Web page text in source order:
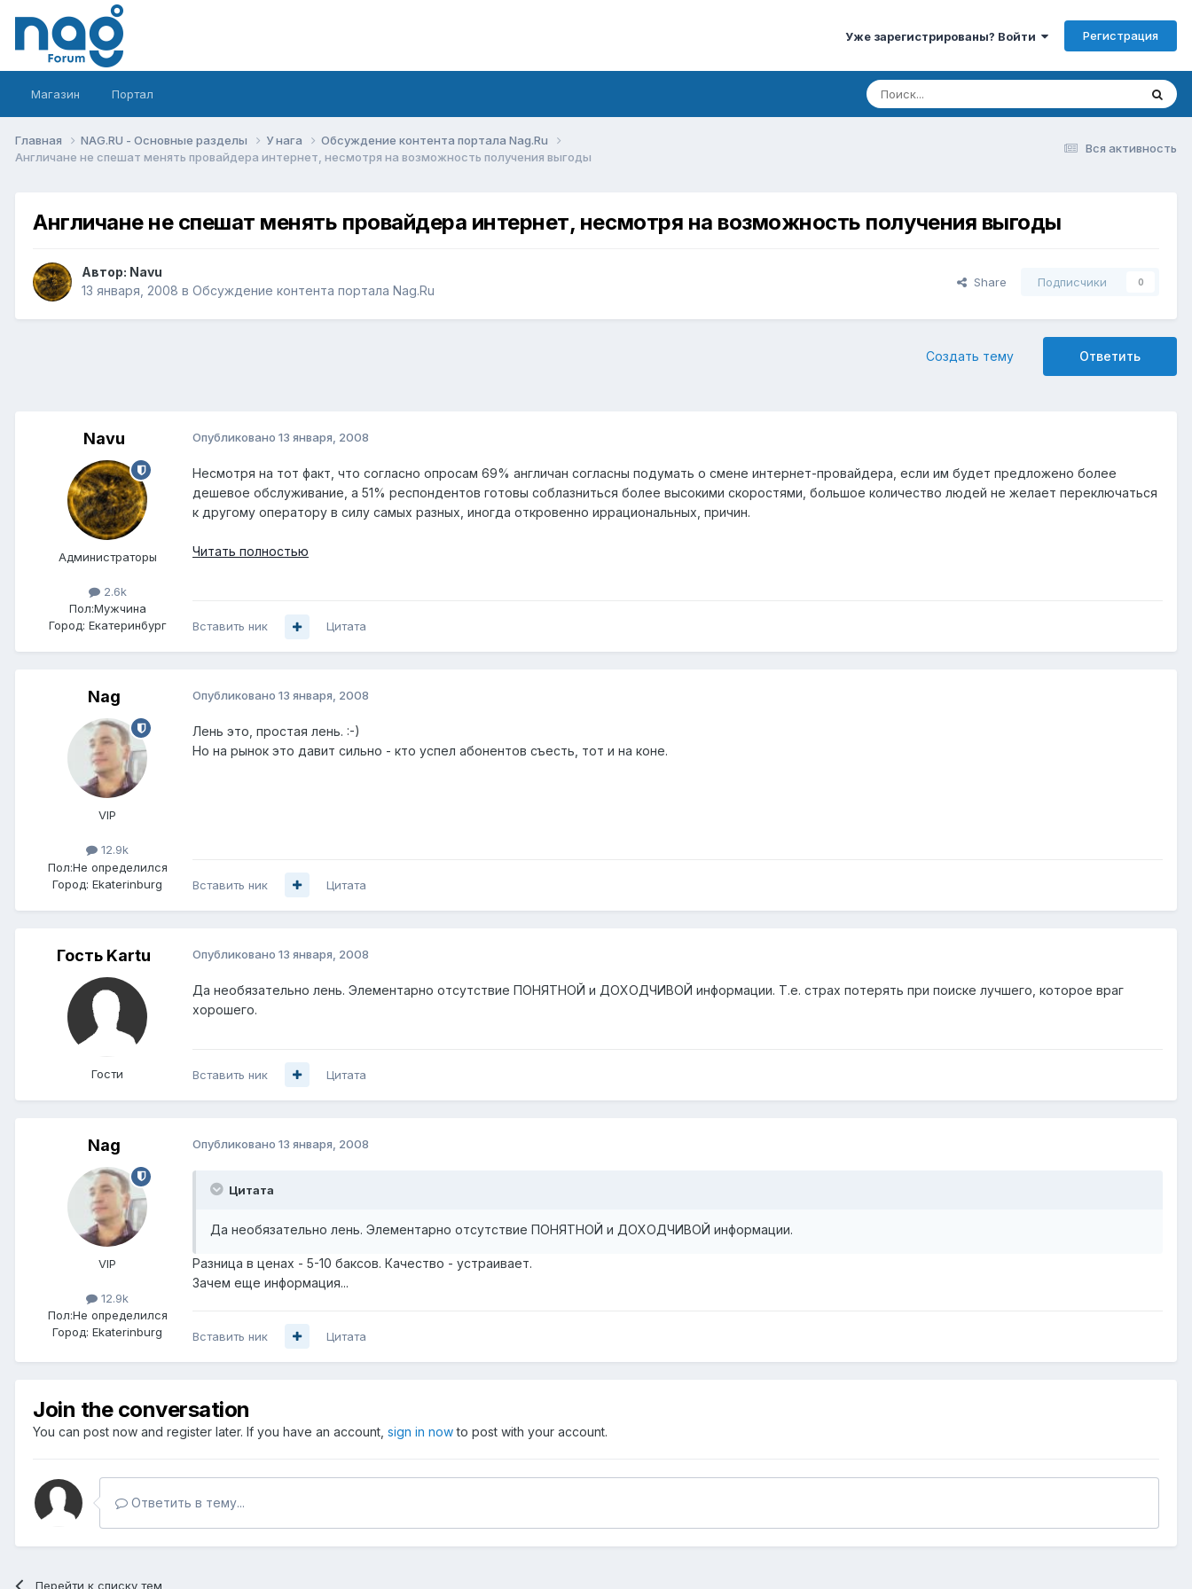
Уже зарегистрированы? Войти Регистрация
Магазин Портал
Вся активность
Главная NAG.RU - Основные разделы У нага
Обсуждение контента портала Nag.Ru
Англичане не спешат менять провайдера интернет, несмотря на возможность получения выгоды
Англичане не спешат менять провайдера интернет, несмотря на возможность получения выгоды
Автор: Navu
13 января, 2008 в Обсуждение контента портала Nag.Ru
Share Подписчики 0
Ответить
Создать тему
Navu
Администраторы
2.6k
Пол:Мужчина
Город: Екатеринбург
Опубликовано 13 января, 2008
Несмотря на тот факт, что согласно опросам 69% англичан согласны подумать о смене интернет-провайдера, если им будет предложено более
дешевое обслуживание, а 51% респондентов готовы соблазниться более высокими скоростями, большое количество людей не желает переключаться
к другому оператору в силу самых разных, иногда откровенно иррациональных, причин.
Читать полностью
Вставить ник Цитата
Nag
VIP
12.9k
Пол:Не определился
Город: Ekaterinburg
Опубликовано 13 января, 2008
Лень это, простая лень. :-)
Но на рынок это давит сильно - кто успел абонентов съесть, тот и на коне.
Вставить ник Цитата
Гость Kartu
Гости
Опубликовано 13 января, 2008
Да необязательно лень. Элементарно отсутствие ПОНЯТНОЙ и ДОХОДЧИВОЙ информации. Т.е. страх потерять при поиске лучшего, которое враг
хорошего.
Вставить ник Цитата
Nag
VIP
12.9k
Пол:Не определился
Город: Ekaterinburg
Опубликовано 13 января, 2008
Цитата
Да необязательно лень. Элементарно отсутствие ПОНЯТНОЙ и ДОХОДЧИВОЙ информации.
Разница в ценах - 5-10 баксов. Качество - устраивает.
Зачем еще информация...
Вставить ник Цитата
Join the conversation
You can post now and register later. If you have an account, sign in nowto post with your account.
Ответить в тему...
Перейти к списку тем